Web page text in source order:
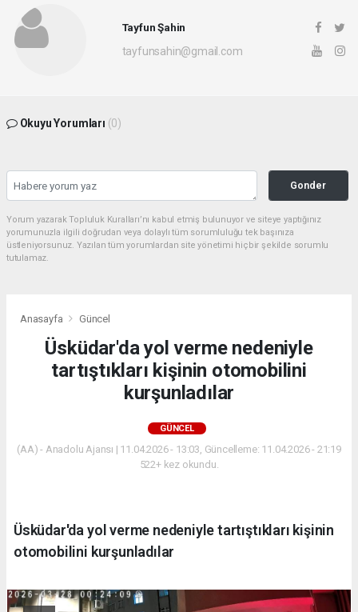
Tayfun Şahin
tayfunsahin@gmail.com
Okuyu Yorumları (0)
Gonder
Yorum yazarak Topluluk Kuralları’nı kabul etmiş bulunuyor ve siteye yaptığınız
yorumunuzla ilgili doğrudan veya dolaylı tüm sorumluluğu tek başınıza
üstleniyorsunuz. Yazılan tüm yorumlardan site yönetimi hiçbir şekilde sorumlu
tutulamaz.
Anasayfa Güncel
Üsküdar'da yol verme nedeniyle
tartıştıkları kişinin otomobilini
kurşunladılar
GÜNCEL
(AA) - Anadolu Ajansı | 11.04.2026 - 13:03, Güncelleme: 11.04.2026 - 21:19
522+ kez okundu.
Üsküdar'da yol verme nedeniyle tartıştıkları kişinin
otomobilini kurşunladılar